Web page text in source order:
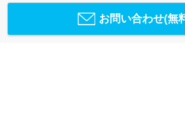
お問い合わせ(無